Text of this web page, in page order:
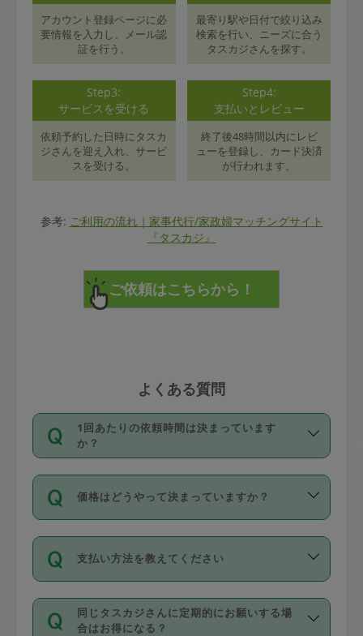
アカウント登録ページに必
要情報を入力し、メール認
証を行う。
最寄り駅や日付で絞り込み
検索を行い、ニーズに合う
タスカジさんを探す。
Step3:
サービスを受ける
依頼予約した日時にタスカ
ジさんを迎え入れ、サービ
スを受ける。
Step4:
支払いとレビュー
終了後48時間以内にレビ
ューを登録し、カード決済
が行われます。
参考: ご利用の流れ｜家事代行/家政婦マッチングサイト
『タスカジ』
よくある質問
1回あたりの依頼時間は決まっています
か？
依頼1回につき3時間固定です。3時間を
超えて依頼したい場合は、延長機能をご
利用ください。機能をご利用いただくに
の上事前申請することが必要です。な
お、3時間を下回っても、値引き等はござ
いません。
価格はどうやって決まっていますか？
11種類の価格帯の中からタスカジさん自
身が価格を選んで設定しています。
タスカジさんの価格設定には最初は制限
があり、レビュー件数、レビューの平均
値、などで除々に設定可能な最高額が上
支払い方法を教えてください
お支払方法はクレジットカード（Visa／
Master／JCB／AMERICAN EXPRESS／
同じタスカジさんに定期的にお願いする場
合はお得になる？